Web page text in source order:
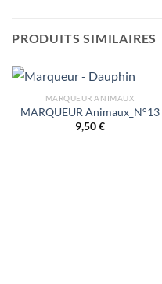
PRODUITS SIMILAIRES
MARQUEUR ANIMAUX
MARQUEUR Animaux_N°13
9,50€